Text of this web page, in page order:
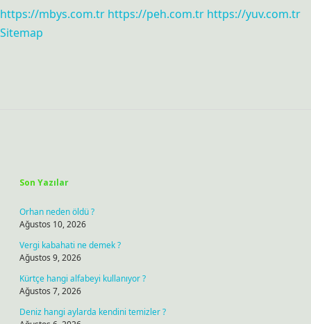
https://mbys.com.tr https://peh.com.tr https://yuv.com.tr
Sitemap
Son Yazılar
Orhan neden öldü ?
Ağustos 10, 2026
Vergi kabahati ne demek ?
Ağustos 9, 2026
Kürtçe hangi alfabeyi kullanıyor ?
Ağustos 7, 2026
Deniz hangi aylarda kendini temizler ?